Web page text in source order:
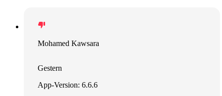
Mohamed Kawsara
Gestern
App-Version: 6.6.6